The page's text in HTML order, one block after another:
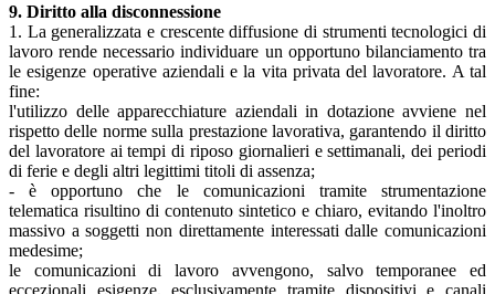
9. Diritto alla disconnessione
1. La generalizzata e crescente diffusione di strumenti tecnologici di
lavoro rende necessario individuare un opportuno bilanciamento tra
le esigenze operative aziendali e la vita privata del lavoratore. A tal
fine:
l'utilizzo delle apparecchiature aziendali in dotazione avviene nel
rispetto delle norme sulla prestazione lavorativa, garantendo il diritto
del lavoratore ai tempi di riposo giornalieri e settimanali, dei periodi
di ferie e degli altri legittimi titoli di assenza;
- è opportuno che le comunicazioni tramite strumentazione
telematica risultino di contenuto sintetico e chiaro, evitando l'inoltro
massivo a soggetti non direttamente interessati dalle comunicazioni
medesime;
le comunicazioni di lavoro avvengono, salvo temporanee ed
eccezionali esigenze, esclusivamente tramite dispositivi e canali